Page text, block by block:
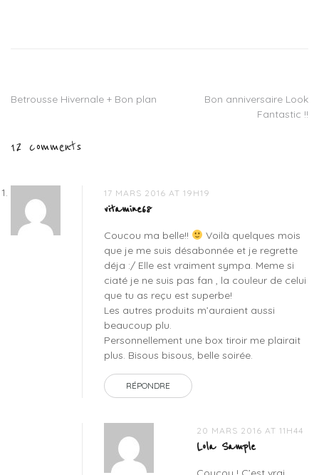
mars
beauté,
Navigation
l’article
Betrousse Hivernale + Bon plan
Bon anniversaire Look
Fantastic !!
12 comments
17 MARS 2016 AT 19H19
vitamine68
Coucou ma belle!!
Voilà quelques mois
que je me suis désabonnée et je regrette
déja :/ Elle est vraiment sympa. Meme si
ciaté je ne suis pas fan , la couleur de celui
que tu as reçu est superbe!
Les autres produits m’auraient aussi
beaucoup plu.
Personnellement une box tiroir me plairait
plus. Bisous bisous, belle soirée.
RÉPONDRE
20 MARS 2016 AT 11H44
Lola Sample